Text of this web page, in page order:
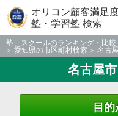
オリコン顧客満足
塾・学習塾 検索
塾、スクールのランキング・比較
愛知県の市区町村検索
名古
名古屋
目